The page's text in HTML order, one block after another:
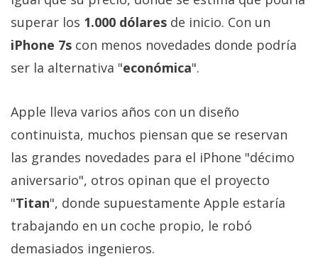
Más
temas
Sorteos
Foros
Contacto
/
Sobre
nosotros
/
Publicidad
/
superar los 1.000 dólares de inicio. Con un
iPhone 7s con menos novedades donde podría
ser la alternativa "económica".
Apple lleva varios años con un diseño
continuista, muchos piensan que se reservan
las grandes novedades para el iPhone "décimo
aniversario", otros opinan que el proyecto
"Titan", donde supuestamente Apple estaría
trabajando en un coche propio, le robó
demasiados ingenieros.